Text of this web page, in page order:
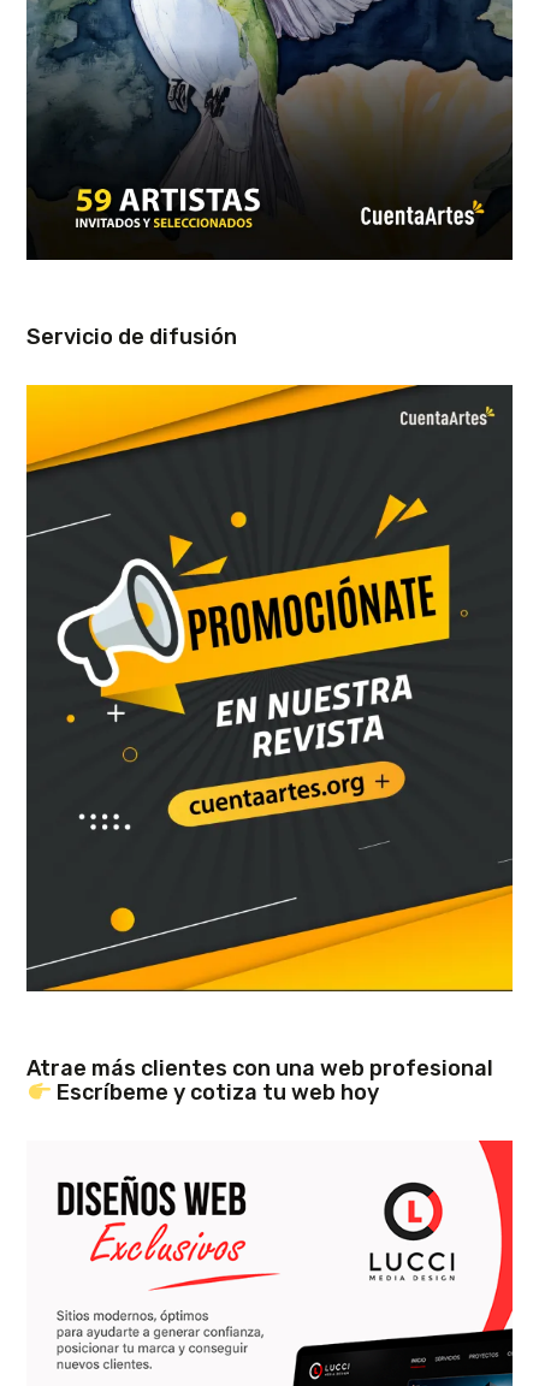
Servicio de difusión
Atrae más clientes con una web profesional
Escríbeme y cotiza tu web hoy